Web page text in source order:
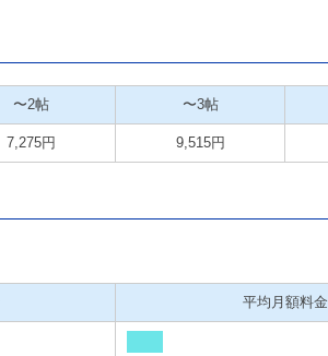
〜2帖 〜3帖
7,275円 9,515円
平均月額料金